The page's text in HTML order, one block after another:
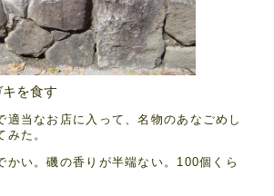
を食す
適当なお店に入って、名物のあなごめし
みた。
かい。磯の香りが半端ない。100個くら